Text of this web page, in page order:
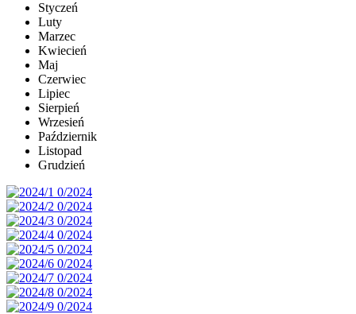
Styczeń
Luty
Marzec
Kwiecień
Maj
Czerwiec
Lipiec
Sierpień
Wrzesień
Październik
Listopad
Grudzień